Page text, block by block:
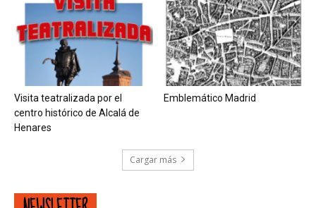
Visita teatralizada por el
centro histórico de Alcalá de
Henares
Emblemático Madrid
Cargar más